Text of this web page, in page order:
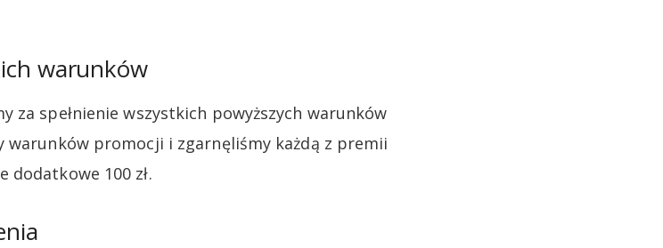
warunków
za spełnienie wszystkich powyższych warunków
warunków promocji i zgarnęliśmy każdą z premii
dodatkowe 100 zł.